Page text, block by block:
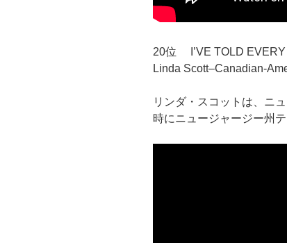
20位 I’VE TOLD EVERY
Linda Scott–Canadian-
リンダ・スコットは、ニ
時にニュージャージー州